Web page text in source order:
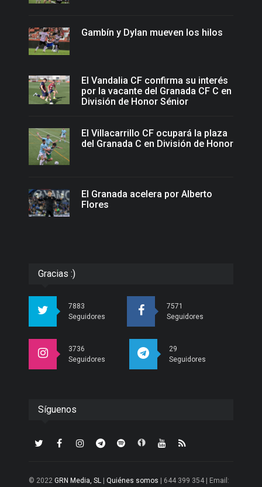
Gambín y Dylan mueven los hilos
El Vandalia CF confirma su interés
por la vacante del Granada CF C en
División de Honor Sénior
El Villacarrillo CF ocupará la plaza
del Granada C en División de Honor
El Granada acelera por Alberto
Flores
Gracias :)
7883
Seguidores
7571
Seguidores
3736
Seguidores
29
Seguidores
Síguenos
© 2022 GRN Media, SL Quiénes somos | 644 399 354 | Email: